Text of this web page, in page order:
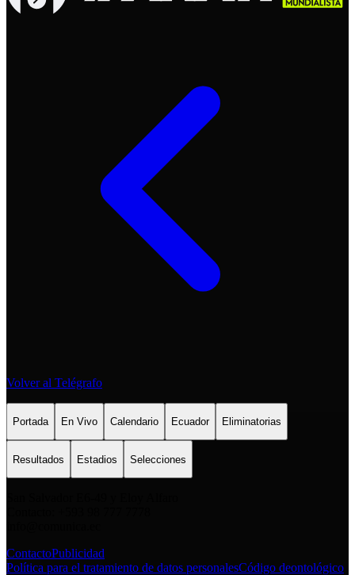
Volver al Telégrafo
Portada En Vivo Calendario Ecuador Eliminatorias
Resultados Estadios Selecciones
ContactoPublicidad
Política para el tratamiento de datos personalesCódigo deontológico